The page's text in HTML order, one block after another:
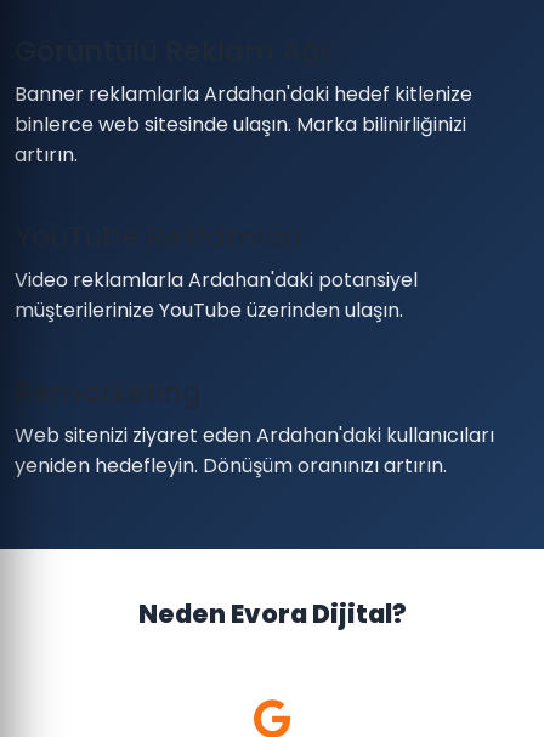
Banner reklamlarla Ardahan'daki hedef kitlenize
binlerce web sitesinde ulaşın. Marka bilinirliğinizi
artırın.
Video reklamlarla Ardahan'daki potansiyel
müşterilerinize YouTube üzerinden ulaşın.
Web sitenizi ziyaret eden Ardahan'daki kullanıcıları
yeniden hedefleyin. Dönüşüm oranınızı artırın.
Neden Evora Dijital?